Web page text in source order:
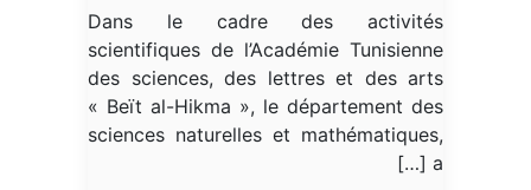
Dans le cadre des activités
scientifiques de l’Académie Tunisienne
des sciences, des lettres et des arts
« Beït al-Hikma », le département des
sciences naturelles et mathématiques,
a […]